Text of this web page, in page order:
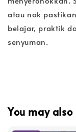
atau nak
belajar, praktik
senyuman.
You may also